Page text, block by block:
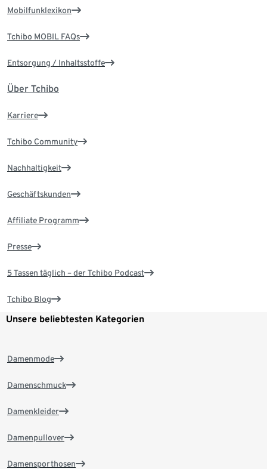
Mobilfunklexikon
Tchibo MOBIL FAQs
Entsorgung / Inhaltsstoffe
Über Tchibo
Karriere
Tchibo Community
Nachhaltigkeit
Geschäftskunden
Affiliate Programm
Presse
5 Tassen täglich – der Tchibo Podcast
Tchibo Blog
Unsere beliebtesten Kategorien
Damenmode
Damenschmuck
Damenkleider
Damenpullover
Damensporthosen